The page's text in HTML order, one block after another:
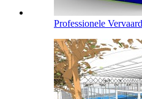
Professionele